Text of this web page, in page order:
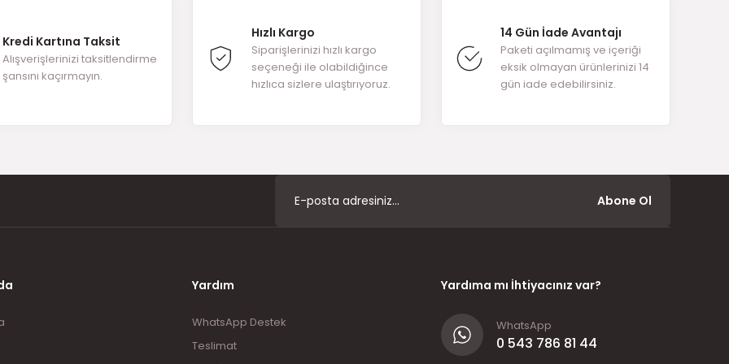
Yorum Yaz
Kredi Kartına Taksit
Alışverişlerinizi taksitlendirme
şansını kaçırmayın.
Hızlı Kargo
Siparişlerinizi hızlı kargo
seçeneği ile olabildiğince
hızlıca sizlere ulaştırıyoruz.
14 Gün İade Avantajı
Paketi açılmamış ve içeriği
eksik olmayan ürünlerinizi 14
gün iade edebilirsiniz.
Abone Ol
Yardım
WhatsApp Destek
Teslimat
Yardıma mı İhtiyacınız var?
WhatsApp
0 543 786 81 44